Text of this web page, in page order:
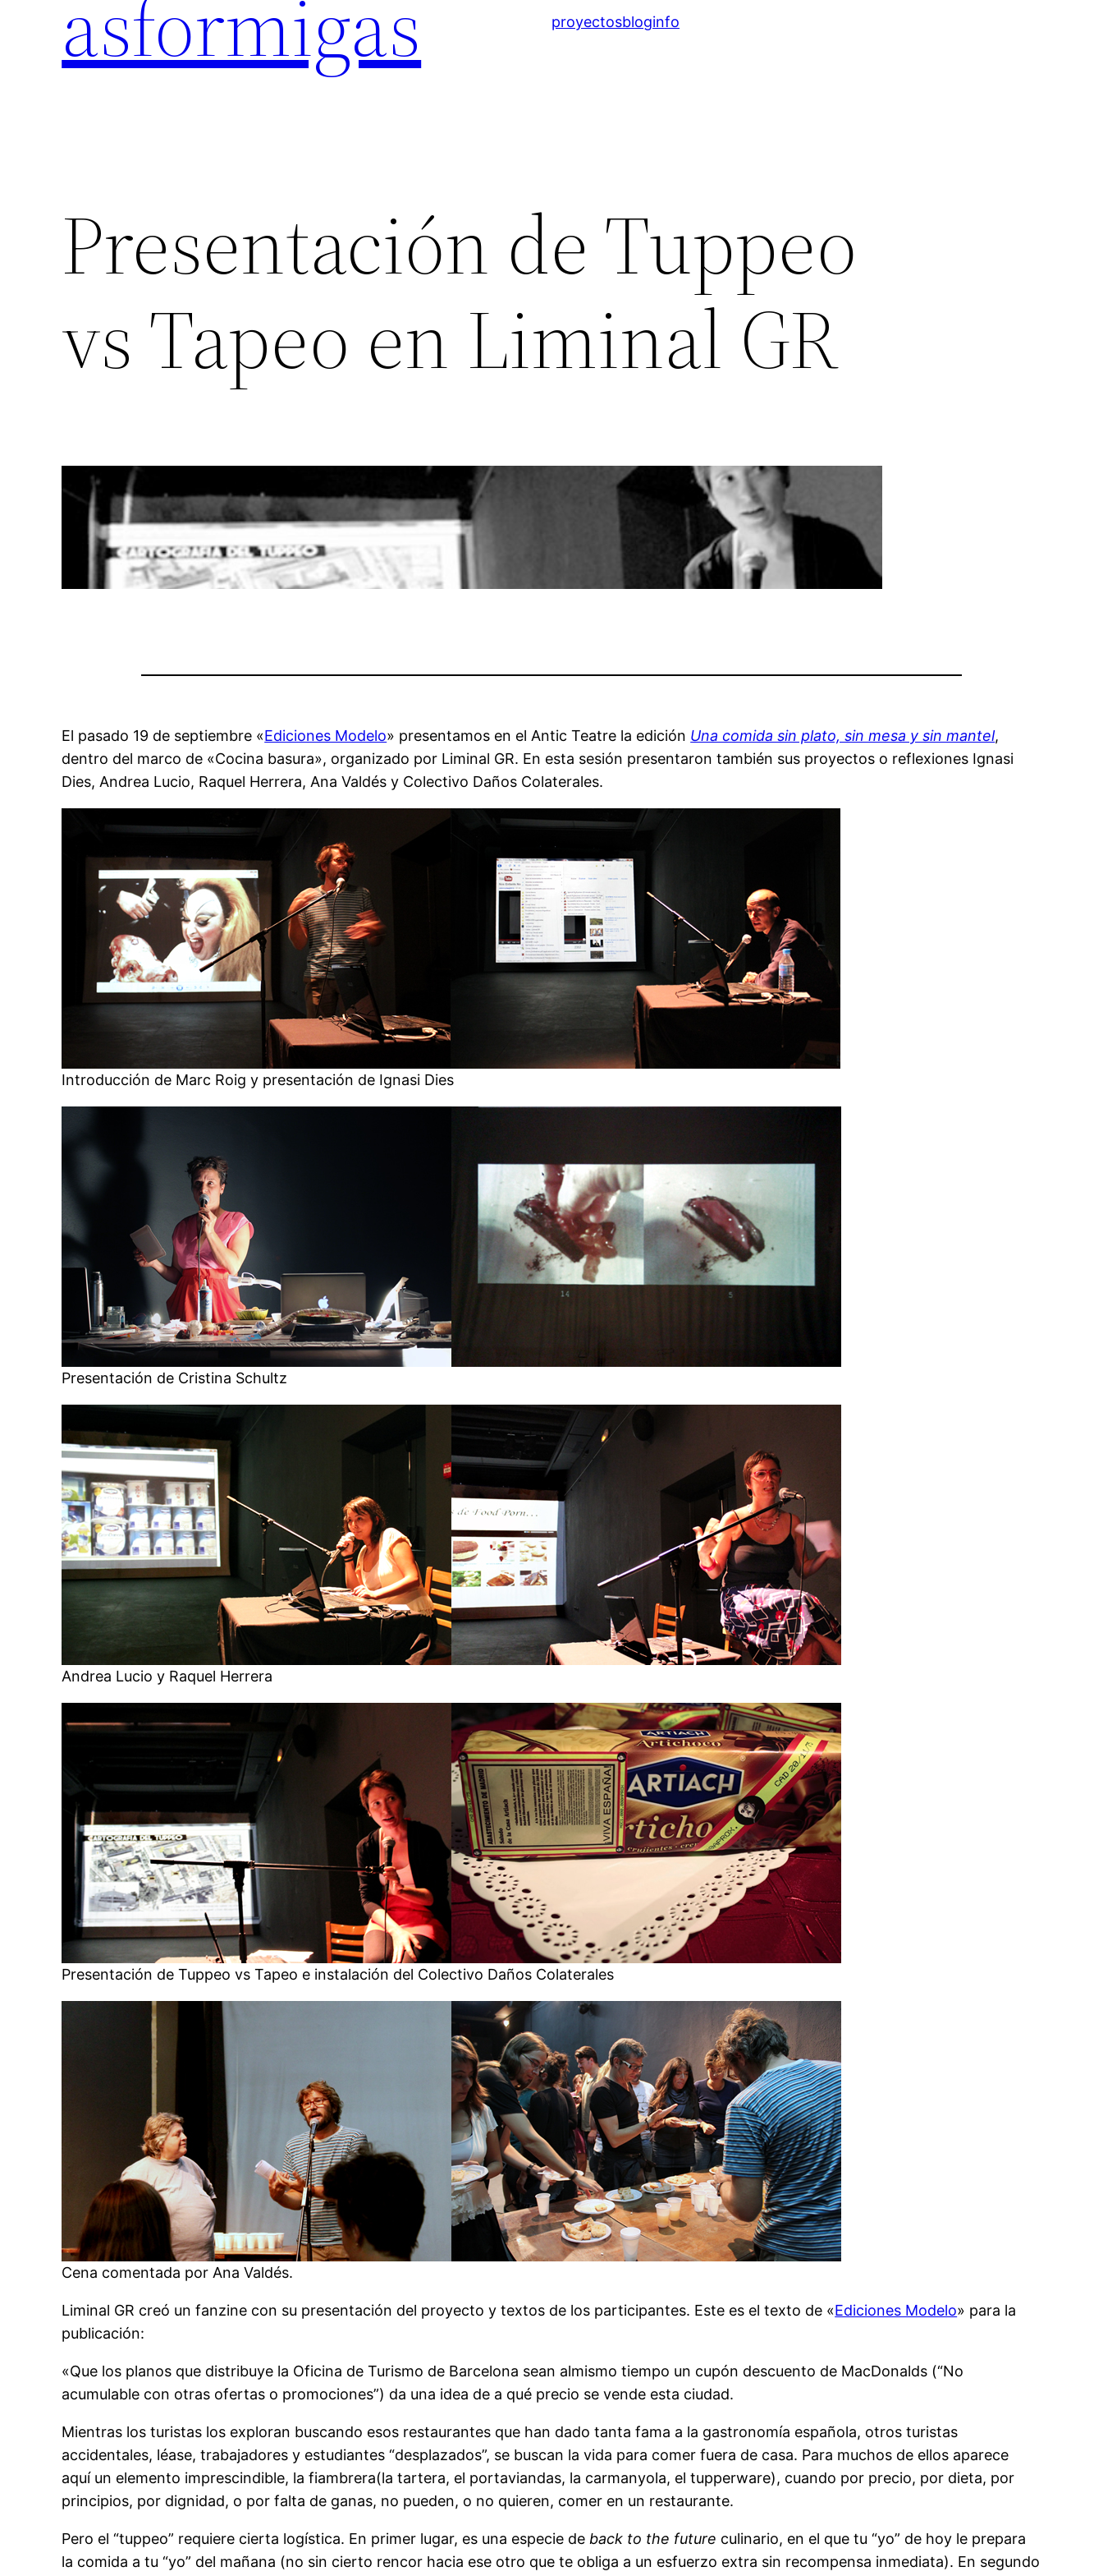
asformigas proyectosbloginfo
Presentación de Tuppeo
vs Tapeo en Liminal GR
El pasado 19 de septiembre «Ediciones Modelo» presentamos en el Antic Teatre la edición Una comida sin plato, sin mesa y sin mantel,
dentro del marco de «Cocina basura», organizado por Liminal GR. En esta sesión presentaron también sus proyectos o reflexiones Ignasi
Dies, Andrea Lucio, Raquel Herrera, Ana Valdés y Colectivo Daños Colaterales.
Introducción de Marc Roig y presentación de Ignasi Dies
Presentación de Cristina Schultz
Andrea Lucio y Raquel Herrera
Presentación de Tuppeo vs Tapeo e instalación del Colectivo Daños Colaterales
Cena comentada por Ana Valdés.
Liminal GR creó un fanzine con su presentación del proyecto y textos de los participantes. Este es el texto de «Ediciones Modelo» para la
publicación:
«Que los planos que distribuye la Oficina de Turismo de Barcelona sean almismo tiempo un cupón descuento de MacDonalds (“No
acumulable con otras ofertas o promociones”) da una idea de a qué precio se vende esta ciudad.
Mientras los turistas los exploran buscando esos restaurantes que han dado tanta fama a la gastronomía española, otros turistas
accidentales, léase, trabajadores y estudiantes “desplazados”, se buscan la vida para comer fuera de casa. Para muchos de ellos aparece
aquí un elemento imprescindible, la fiambrera(la tartera, el portaviandas, la carmanyola, el tupperware), cuando por precio, por dieta, por
principios, por dignidad, o por falta de ganas, no pueden, o no quieren, comer en un restaurante.
Pero el “tuppeo” requiere cierta logística. En primer lugar, es una especie de back to the future culinario, en el que tu “yo” de hoy le prepara
la comida a tu “yo” del mañana (no sin cierto rencor hacia ese otro que te obliga a un esfuerzo extra sin recompensa inmediata). En segundo